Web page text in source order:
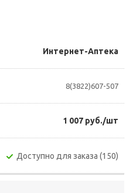
Интернет-Аптека
8(3822)607-507
1 007 руб./шт
Доступно для заказа (150)